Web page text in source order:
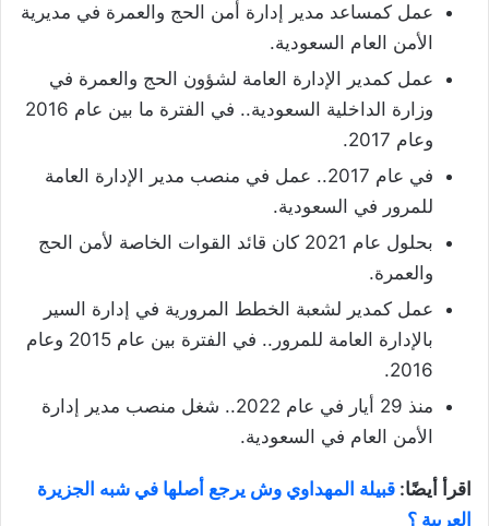
عمل كمساعد مدير إدارة أمن الحج والعمرة في مديرية
الأمن العام السعودية.
عمل كمدير الإدارة العامة لشؤون الحج والعمرة في
وزارة الداخلية السعودية.. في الفترة ما بين عام 2016
وعام 2017.
في عام 2017.. عمل في منصب مدير الإدارة العامة
للمرور في السعودية.
بحلول عام 2021 كان قائد القوات الخاصة لأمن الحج
والعمرة.
عمل كمدير لشعبة الخطط المرورية في إدارة السير
بالإدارة العامة للمرور.. في الفترة بين عام 2015 وعام
2016.
منذ 29 أيار في عام 2022.. شغل منصب مدير إدارة
الأمن العام في السعودية.
اقرأ أيضًا: قبيلة المهداوي وش يرجع أصلها في شبه الجزيرة
العربية ؟